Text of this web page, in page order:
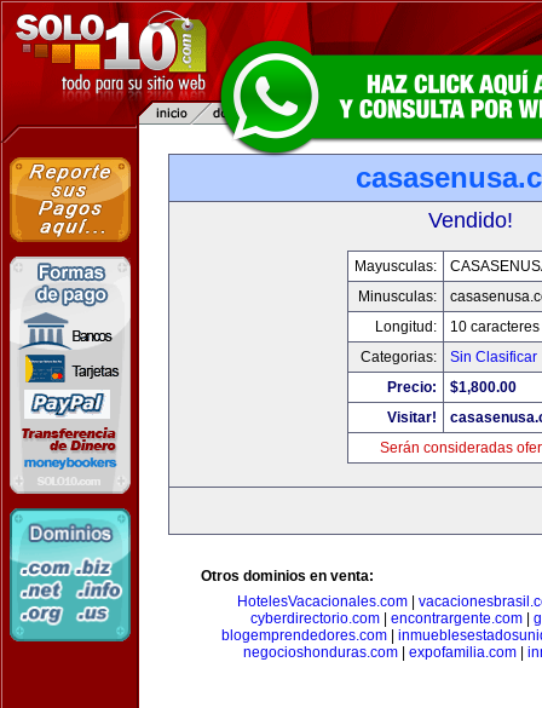
Vendido!
Mayusculas:
Minusculas:
Longitud:
10 caracteres
Categorias:
Sin Clasificar
Precio:
$1,800.00
Visitar!
Serán consideradas
Otros dominios en venta:
HotelesVacacionales.com|
cyberdirectorio.com| encontrargente.com|
blogemprendedores.com
negocioshonduras.com| expofamilia.com|